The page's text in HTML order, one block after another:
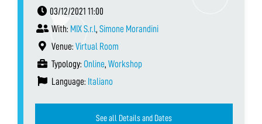
03/12/2021 11:00
With: MIX S.r.l, Simone Morandini
Venue: Virtual Room
Typology: Online, Workshop
Language: Italiano
See all Details and Dates